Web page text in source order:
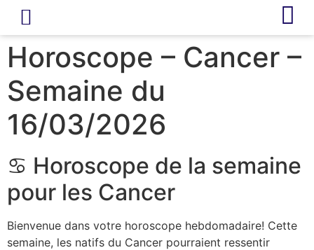
Horoscope – Cancer –
Semaine du
16/03/2026
♋ Horoscope de la semaine
pour les Cancer
Bienvenue dans votre horoscope hebdomadaire! Cette
semaine, les natifs du Cancer pourraient ressentir